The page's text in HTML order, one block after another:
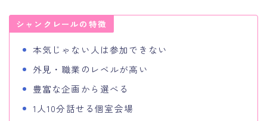
シャンクレールの特徴
本気じゃない人は参加できない
外見・職業のレベルが高い
豊富な企画から選べる
1人10分話せる個室会場